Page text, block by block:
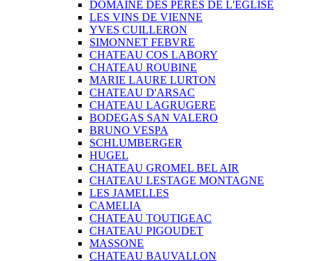
DOMAINE DES PERES DE L'EGLISE
LES VINS DE VIENNE
YVES CUILLERON
SIMONNET FEBVRE
CHATEAU COS LABORY
CHATEAU ROUBINE
MARIE LAURE LURTON
CHATEAU D'ARSAC
CHATEAU LAGRUGERE
BODEGAS SAN VALERO
BRUNO VESPA
SCHLUMBERGER
HUGEL
CHATEAU GROMEL BEL AIR
CHATEAU LESTAGE MONTAGNE
LES JAMELLES
CAMELIA
CHATEAU TOUTIGEAC
CHATEAU PIGOUDET
MASSONE
CHATEAU BAUVALLON